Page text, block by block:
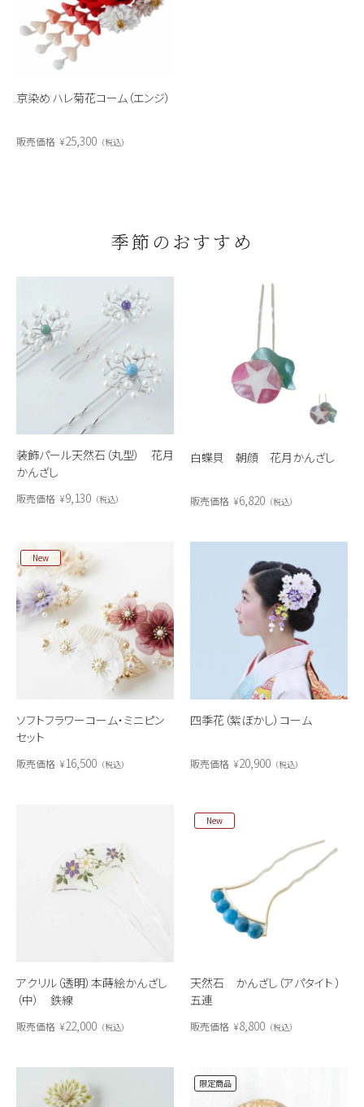
京染め ハレ菊花コーム（エンジ）
販売価格 ¥25,300 税込
季節のおすすめ
装飾パール天然石（丸型） 花月
かんざし
販売価格 ¥9,130 税込
白蝶貝 朝顔 花月かんざし
販売価格 ¥6,820 税込
ソフトフラワーコーム・ミニピン
セット
New
販売価格 ¥16,500 税込
四季花（紫ぼかし）コーム
販売価格 ¥20,900 税込
アクリル（透明）本蒔絵かんざし
（中） 鉄線
販売価格 ¥22,000 税込
天然石 かんざし（アパタイト ）
五連
New
販売価格 ¥8,800 税込
限定商品